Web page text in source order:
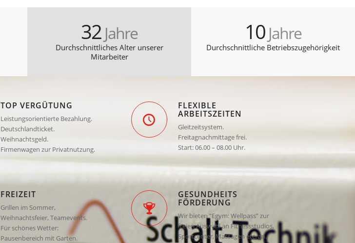
32 Jahre
Durchschnittliches Alter unserer
Mitarbeiter
10 Jahre
Durchschnittliche Betriebszugehörigkeit
TOP VERGÜTUNG
Leistungsorientierte Bezahlung.
Deutschlandticket.
Weihnachtsgeld.
Firmenwagen zur Privatnutzung.
FLEXIBLE
ARBEITSZEITEN
Gleitzeitsystem.
Freitagnachmittage frei.
Start: 06.00 – 08.00 Uhr.
FREIZEIT
Grillen im Sommer,
Weihnachtsfeier, Teamevents.
Für schönes Wetter:
Pausenbereich mit Garten.
GESUNDHEITS
FÖRDERUNG
Wir bieten “Egym: Wellpass” zur
freien Auswahl an Fitnessstudios,
Sportcenter, Massagen etc. an.